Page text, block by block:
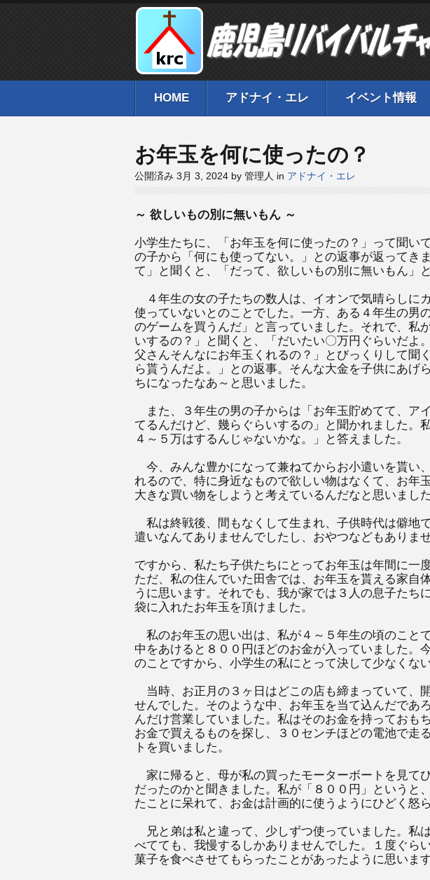
HOME アドナイ・エレ イベント情報
お年玉を何に使ったの？
公開済み 3月 3, 2024 by 管理人 in アドナイ・エレ
～ 欲しいもの別に無いもん ～
小学生たちに、「お年玉を何に使ったの？」って聞い
の子から「何にも使ってない。」との返事が返ってき
て」と聞くと、「だって、欲しいもの別に無いもん」
４年生の女の子たちの数人は、イオンで気晴らしに
使っていないとのことでした。一方、ある４年生の男
のゲームを買うんだ」と言っていました。それで、私
いするの？」と聞くと、「だいたい〇万円ぐらいだよ
父さんそんなにお年玉くれるの？」とびっくりして聞
ら貰うんだよ。」との返事。そんな大金を子供にあげ
ちになったなあ～と思いました。
また、３年生の男の子からは「お年玉貯めてて、ア
てるんだけど、幾らぐらいするの」と聞かれました。
４～５万はするんじゃないかな。」と答えました。
今、みんな豊かになって兼ねてからお小遣いを貰い
れるので、特に身近なもので欲しい物はなくて、お年
大きな買い物をしようと考えているんだなと思いました
私は終戦後、間もなくして生まれ、子供時代は僻地
遣いなんてありませんでしたし、おやつなどもありませ
ですから、私たち子供たちにとってお年玉は年間に一
ただ、私の住んでいた田舎では、お年玉を貰える家自
うに思います。それでも、我が家では３人の息子たち
袋に入れたお年玉を頂けました。
私のお年玉の思い出は、私が４～５年生の頃のこと
中をあけると８００円ほどのお金が入っていました。
のことですから、小学生の私にとって決して少なくな
当時、お正月の３ヶ日はどこの店も締まっていて、
せんでした。そのような中、お年玉を当て込んだであ
んだけ営業していました。私はそのお金を持っておも
お金で買えるものを探し、３０センチほどの電池で走
トを買いました。
家に帰ると、母が私の買ったモーターボートを見て
だったのかと聞きました。私が「８００円」というと
たことに呆れて、お金は計画的に使うようにひどく怒
兄と弟は私と違って、少しずつ使っていました。私
べてても、我慢するしかありませんでした。１度ぐら
菓子を食べさせてもらったことがあったように思います